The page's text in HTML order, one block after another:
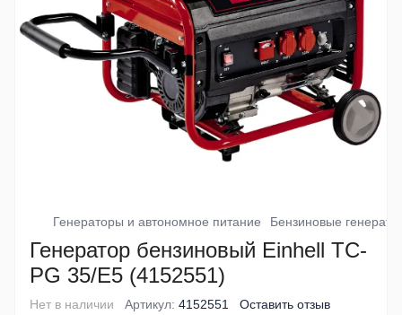
Генераторы и автономное питание Бензиновые
Генератор бензиновый Einhell TC-
PG 35/E5 (4152551)
Нет в наличии Артикул: 4152551 Оставить отзыв